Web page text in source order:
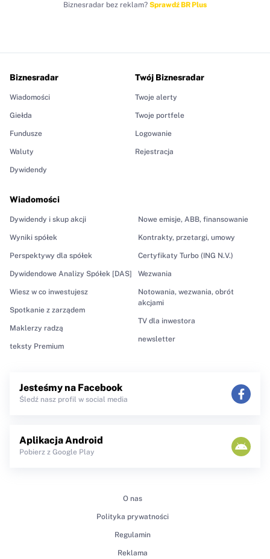
Biznesradar bez reklam? Sprawdź BR Plus
Biznesradar
Wiadomości
Giełda
Fundusze
Waluty
Dywidendy
Wiadomości
Dywidendy i skup akcji
Wyniki spółek
Perspektywy dla spółek
Dywidendowe Analizy Spółek [DAS]
Wiesz w co inwestujesz
Spotkanie z zarządem
Maklerzy radzą
teksty Premium
Nowe emisje, ABB, finansowanie
Kontrakty, przetargi, umowy
Certyfikaty Turbo (ING N.V.)
Wezwania
Notowania, wezwania, obrót
akcjami
TV dla inwestora
newsletter
Twój Biznesradar
Twoje alerty
Twoje portfele
Logowanie
Rejestracja
Jesteśmy na Facebook
Śledź nasz profil w social media
Aplikacja Android
Pobierz z Google Play
O nas
Polityka prywatności
Regulamin
Reklama